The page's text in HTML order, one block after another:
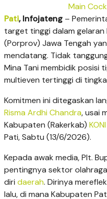
Main
Pati, Infojateng –
target tinggi dalam gelaran
(Porprov) Jawa Tengah
mendatang. Tidak
Mina Tani membidik posisi
multieven tertinggi di
​Komitmen ini ditegaskan
Risma Ardhi Chandra, usai
Kabupaten (Rakerkab)
Pati, Sabtu (13/6/2026).
​Kepada awak media, Plt.
pentingnya sektor
diri daerah. Dirinya
lalu, di mana Kabupaten